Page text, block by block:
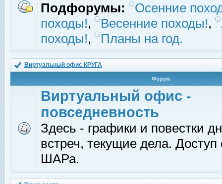
Подфорумы:
Осенние
походы!, Весенние походы!,
походы!, Планы на год.
Виртуальный офис КРУГА
Форум
Виртуальный офис -
повседневность
Здесь - графики и повестки
встреч, текущие дела.
ШАРа.